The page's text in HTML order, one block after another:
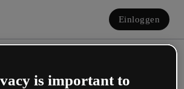
Einloggen
is important to